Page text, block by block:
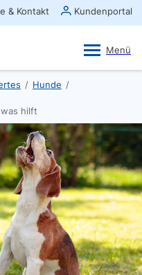
/ Hunde /
hilft
Ansehen